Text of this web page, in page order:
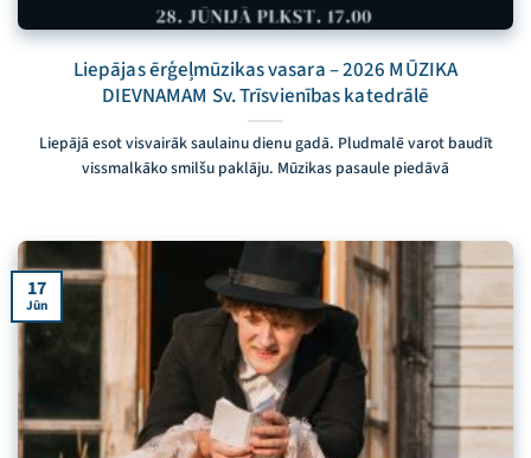
Liepājas ērģeļmūzikas vasara – 2026 MŪZIKA
DIEVNAMAM Sv. Trīsvienības katedrālē
Liepājā esot visvairāk saulainu dienu gadā. Pludmalē varot baudīt
vissmalkāko smilšu paklāju. Mūzikas pasaule piedāvā
17
Jūn